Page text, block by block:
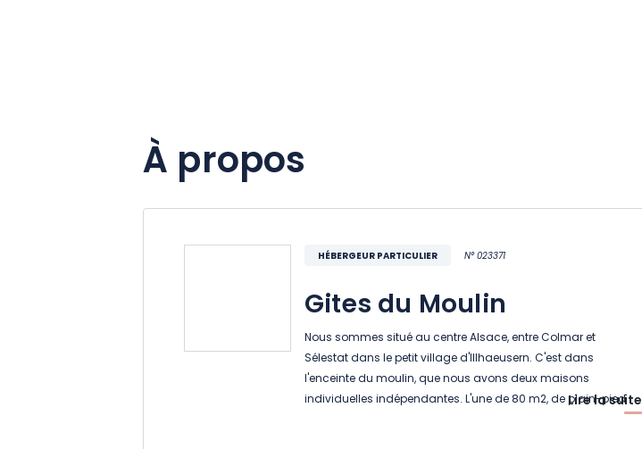
À propos
HÉBERGEUR PARTICULIER N° 023371
Gites du Moulin
Nous sommes situé au centre Alsace, entre Colmar et
Sélestat dans le petit village d'Illhaeusern. C'est dans
l'enceinte du moulin, que nous avons deux maisons
individuelles indépendantes. L'une de 80 m2, de plain-pied
Lire la suite